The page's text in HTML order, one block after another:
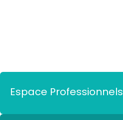
Espace Professionnels